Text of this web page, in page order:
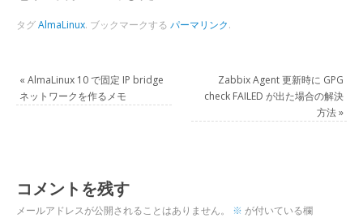
タグAlmaLinux. ブックマークするパーマリンク.
« AlmaLinux 10 で固定 IP bridge
ネットワークを作るメモ
Zabbix Agent 更新時に GPG
check FAILED が出た場合の解決
方法»
コメントを残す
メールアドレスが公開されることはありません。 ※ が付いている欄